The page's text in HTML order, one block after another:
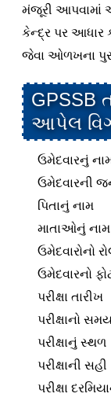
મંજૂરી આપવામાં
કેન્દ્ર પર આધાર
જેવા ઓળખના
GPSSB
આપેલ
ઉમેદવારનું
ઉમેદવારની
પિતાનું નામ
માતાઓનું નામ
ઉમેદવારોનો
ઉમેદવારનો
પરીક્ષા તારીખ
પરીક્ષાનો
પરીક્ષાનું સ્થળ
પરીક્ષાની સહી
પરીક્ષા